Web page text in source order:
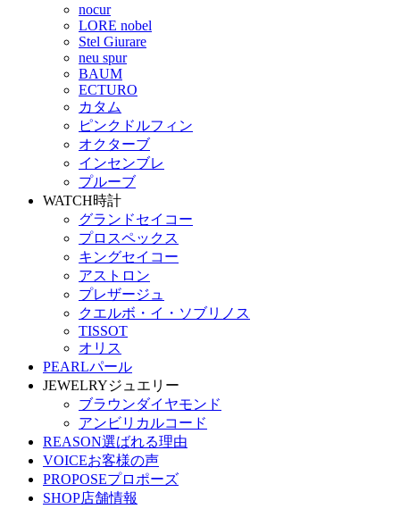
nocur
LORE nobel
Stel Giurare
neu spur
BAUM
ECTURO
カタム
ピンクドルフィン
オクターブ
インセンブレ
プルーブ
WATCH時計
グランドセイコー
プロスペックス
キングセイコー
アストロン
プレザージュ
クエルボ・イ・ソブリノス
TISSOT
オリス
PEARLパール
JEWELRYジュエリー
ブラウンダイヤモンド
アンビリカルコード
REASON選ばれる理由
VOICEお客様の声
PROPOSEプロポーズ
SHOP店舗情報